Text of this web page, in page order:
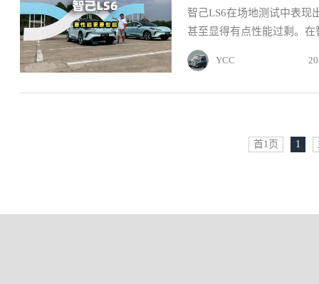
智己LS6在场地测试中表现
甚至显得有点性能过剩。
YCC
首1页 1